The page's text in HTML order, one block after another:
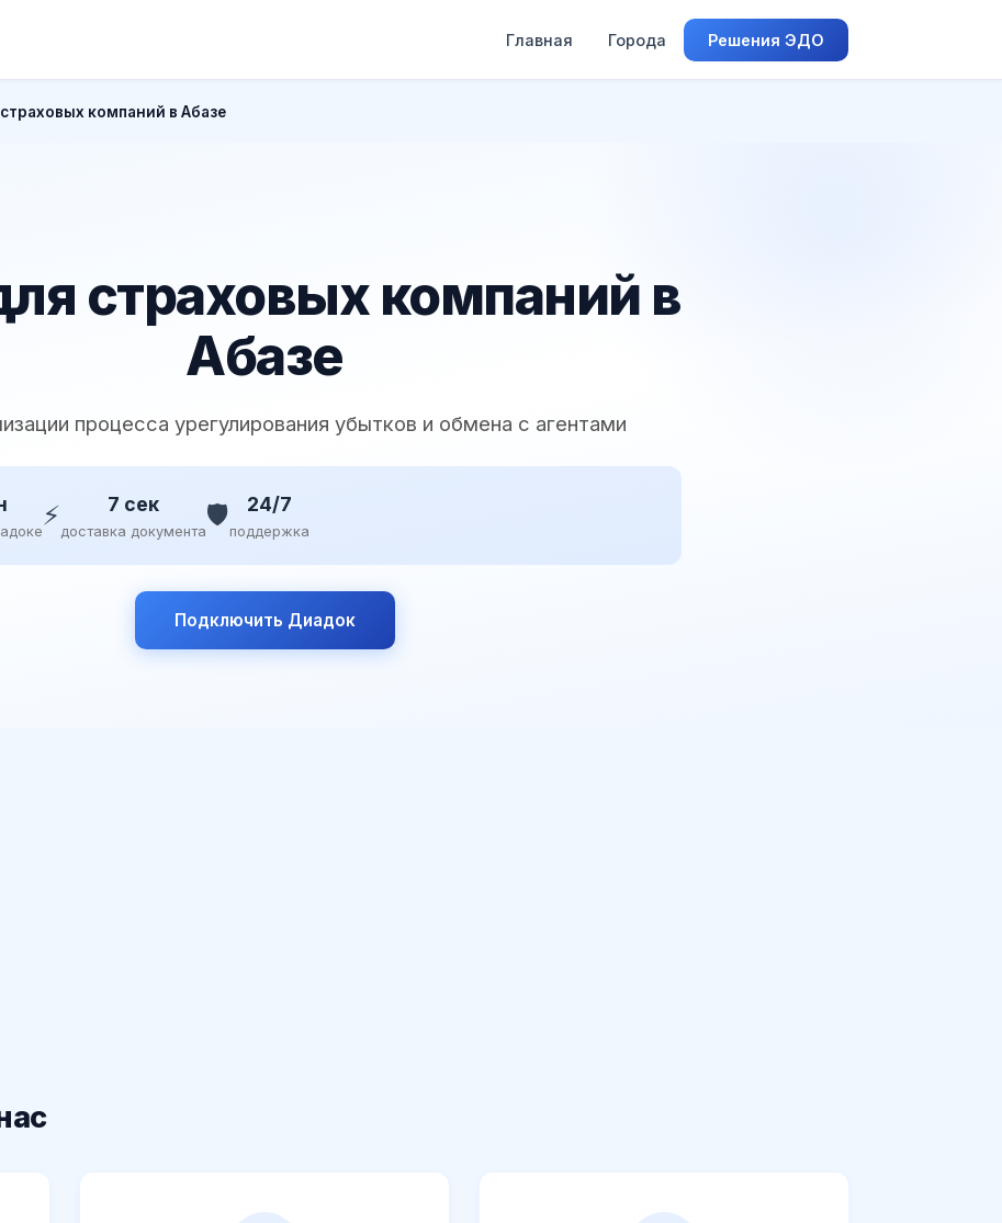
Главная Города Решения ЭДО
компаний в Абазе
страховых компаний в
Абазе
процесса урегулирования убытков и обмена с агентами
⚡ 7 сек
доставка документа🛡️ 24/7
поддержка
Подключить Диадок